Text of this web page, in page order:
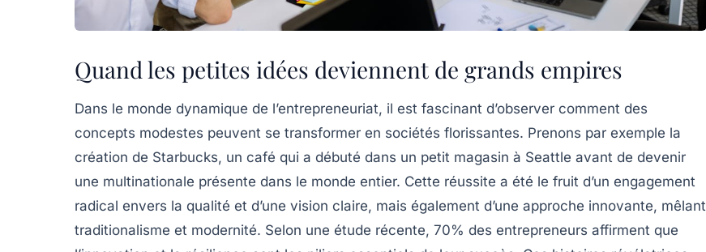
Quand les petites idées deviennent de grands empires
Dans le monde dynamique de l’entrepreneuriat, il est fascinant d’observer comment des
concepts modestes peuvent se transformer en sociétés florissantes. Prenons par exemple la
création de Starbucks, un café qui a débuté dans un petit magasin à Seattle avant de devenir
une multinationale présente dans le monde entier. Cette réussite a été le fruit d’un engagement
radical envers la qualité et d’une vision claire, mais également d’une approche innovante, mêlant
traditionalisme et modernité. Selon une étude récente, 70% des entrepreneurs affirment que